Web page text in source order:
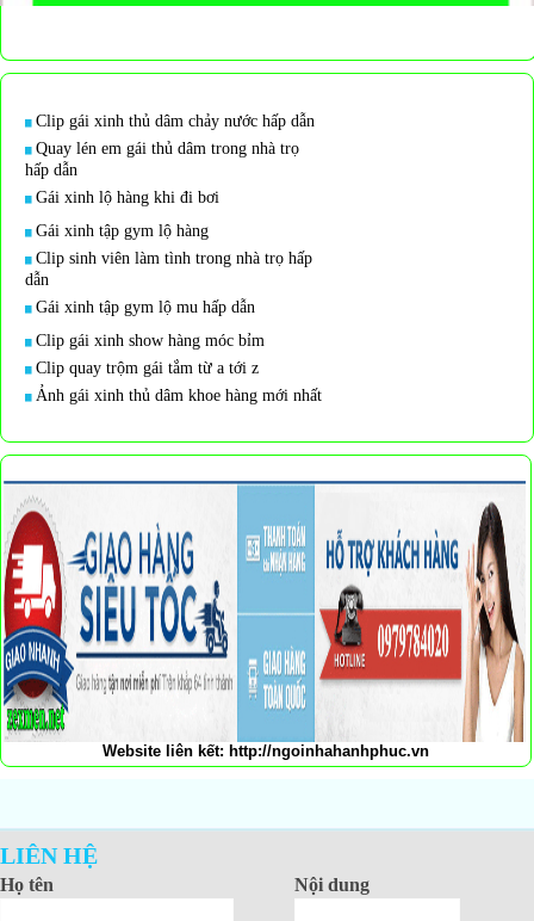
Clip gái xinh thủ dâm chảy nước hấp dẫn
Quay lén em gái thủ dâm trong nhà trọ
hấp dẫn
Gái xinh lộ hàng khi đi bơi
Gái xinh tập gym lộ hàng
Clip sinh viên làm tình trong nhà trọ hấp
dẫn
Gái xinh tập gym lộ mu hấp dẫn
Clip gái xinh show hàng móc bỉm
Clip quay trộm gái tắm từ a tới z
Ảnh gái xinh thủ dâm khoe hàng mới nhất
Website liên kết: http://ngoinhahanhphuc.vn
LIÊN HỆ
Họ tên Nội dung